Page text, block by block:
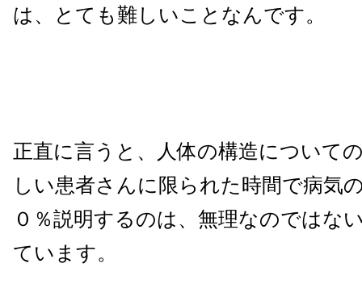
は、とても難しいことなんです。
正直に言うと、人体の構造について
しい患者さんに限られた時間で病気
０％説明するのは、無理なのではな
ています。